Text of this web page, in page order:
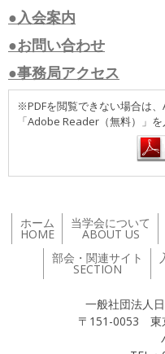
●入会案内
●お問い合わせ
●事務局アクセス
※PDFを閲覧できない場合は
「Adobe Reader（無料）」を
ホーム
HOME
当学会について
ABOUT US
部会・関連サイト
SECTION
一般社団法人
〒151-0053 東
バロー